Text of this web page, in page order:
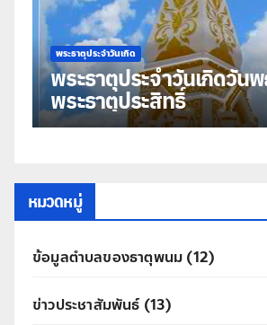
ะธาตุประจำวันเกิด
ะธาตุประจำวันเกิดวันพฤหัสบดี
ะธาตุประสิทธิ์
หมวดหมู่
ข้อมูลตำบลของธาตุพนม (12)
ข่าวประชาสัมพันธ์(13)